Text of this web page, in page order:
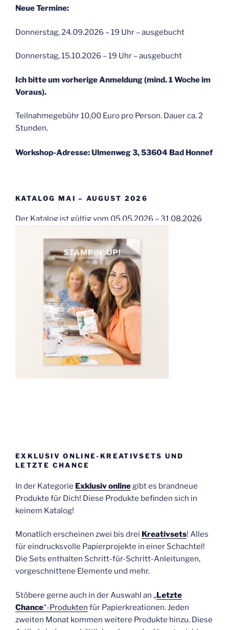
Neue Termine:
Donnerstag, 24.09.2026 – 19 Uhr – ausgebucht
Donnerstag, 15.10.2026 – 19 Uhr – ausgebucht
Ich bitte um vorherige Anmeldung (mind. 1 Woche im
Voraus).
Teilnahmegebühr 10,00 Euro pro Person. Dauer ca. 2
Stunden.
Workshop-Adresse: Ulmenweg 3, 53604 Bad Honnef
KATALOG MAI – AUGUST 2026
Der Katalog ist gültig vom 05.05.2026 – 31.08.2026
EXKLUSIV ONLINE-KREATIVSETS UND
LETZTE CHANCE
In der Kategorie Exklusiv onlinegibt es brandneue
Produkte für Dich! Diese Produkte befinden sich in
keinem Katalog!
Monatlich erscheinen zwei bis drei Kreativsets! Alles
für eindrucksvolle Papierprojekte in einer Schachtel!
Die Sets enthalten Schritt-für-Schritt-Anleitungen,
vorgeschnittene Elemente und mehr.
Stöbere gerne auch in der Auswahl an „Letzte
Chance“-Produkten für Papierkreationen. Jeden
zweiten Monat kommen weitere Produkte hinzu. Diese